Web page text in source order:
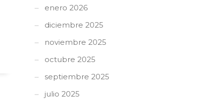
enero 2026
diciembre 2025
noviembre 2025
octubre 2025
septiembre 2025
julio 2025